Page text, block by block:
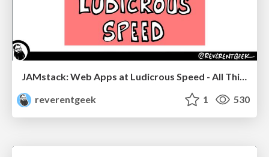
JAMstack: Web Apps at Ludicrous Speed - All Things Open 2022
reverentgeek
1 530